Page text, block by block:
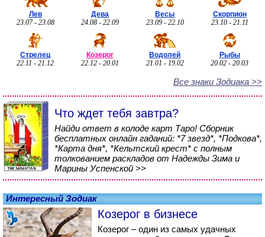
Лев
23.07 - 23.08
Дева
24.08 - 22.09
Весы
23.09 - 22.10
Скорпион
23.10 - 21.11
Стрелец
22.11 - 21.12
Козерог
22.12 - 20.01
Водолей
21.01 - 19.02
Рыбы
20.02 - 20.03
Все знаки Зодиака >>
Что ждет тебя завтра?
Найди ответ в колоде карт Таро! Сборник
бесплатных онлайн гаданий: *7 звезд*, *Подкова*,
*Карта дня*, *Кельтский крест* с полным
толкованием раскладов от Надежды Зима и
Марины Успенской >>
Интересный Зодиак
Козерог в бизнесе
Козерог – один из самых удачных